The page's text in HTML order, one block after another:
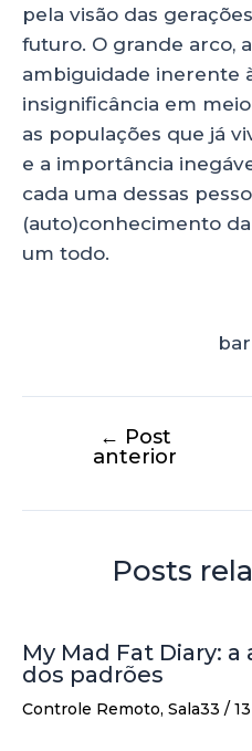
pela visão das
futuro. O grande arco,
ambiguidade inerente
insignificância em
as populações que já
e a importância
cada uma dessas
(auto)conhecimento
um todo.
← Post
anterior
Posts
My Mad Fat Diary:
dos padrões
Controle Remoto, Sala33 /